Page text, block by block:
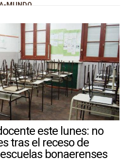
MUNDO
este lunes: no
tras el receso de
bonaerenses